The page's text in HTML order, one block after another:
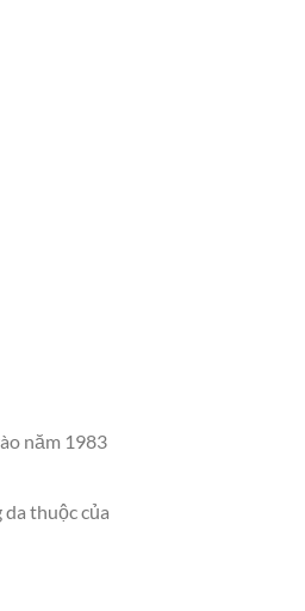
năm 1983
thuộc của